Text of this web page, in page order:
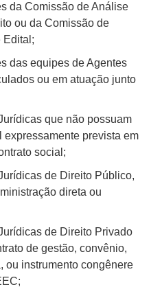
da Comissão de Análise
ou da Comissão de
Edital;
das equipes de Agentes
ou em atuação junto
que não possuam
expressamente prevista em
social;
de Direito Público,
direta ou
de Direito Privado
de gestão, convênio,
ou instrumento congênere